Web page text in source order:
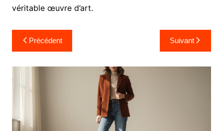
véritable œuvre d’art.
Navigation
de
l’article
Précédent Suivant